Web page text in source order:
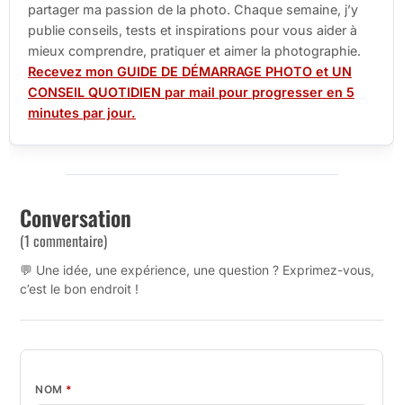
partager ma passion de la photo. Chaque semaine, j’y
publie conseils, tests et inspirations pour vous aider à
mieux comprendre, pratiquer et aimer la photographie.
Recevez mon GUIDE DE DÉMARRAGE PHOTO et UN
CONSEIL QUOTIDIEN par mail pour progresser en 5
minutes par jour.
Conversation
(1 commentaire)
💬 Une idée, une expérience, une question ? Exprimez-vous,
c’est le bon endroit !
NOM *